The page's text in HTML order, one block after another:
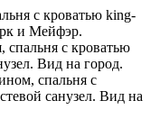
с кроватью king-
и Мейфэр.
спальня с кроватью
Вид на город.
спальня с
санузел. Вид на